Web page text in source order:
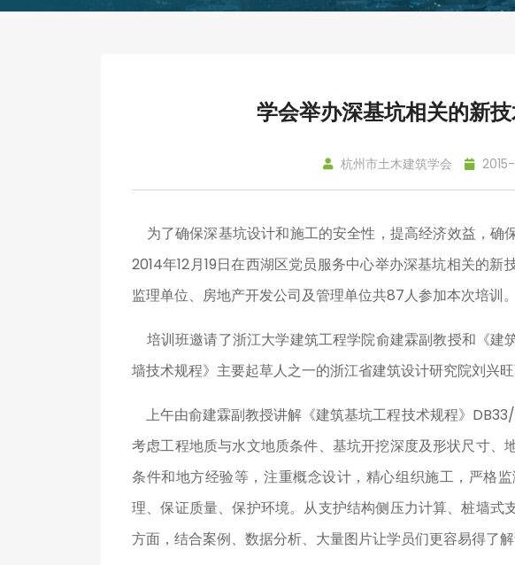
学会举办深基坑相关的新
杭州市土木建筑学会
为了确保深基坑设计和施工的安全性，提高经济效益，确
2014年12月19日在西湖区党员服务中心举办深基坑相关的新
监理单位、房地产开发公司及管理单位共87人参加本次培训。
培训班邀请了浙江大学建筑工程学院俞建霖副教授和《建
墙技术规程》主要起草人之一的浙江省建筑设计研究院刘兴
上午由俞建霖副教授讲解《建筑基坑工程技术规程》
考虑工程地质与水文地质条件、基坑开挖深度及形状尺寸
条件和地方经验等，注重概念设计，精心组织施工，严格
理、保证质量、保护环境。从支护结构侧压力计算、桩墙式
方面，结合案例、数据分析、大量图片让学员们更容易得了解